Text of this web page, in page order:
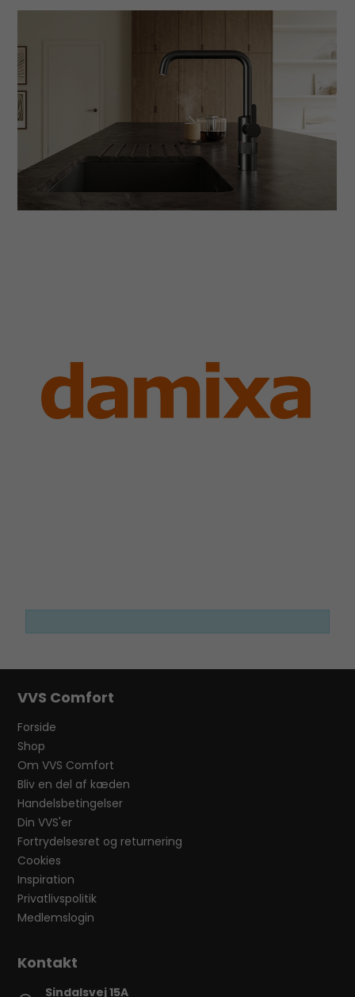
VVS Comfort
Forside
Shop
Om VVS Comfort
Bliv en del af kæden
Handelsbetingelser
Din VVS'er
Fortrydelsesret og returnering
Cookies
Inspiration
Privatlivspolitik
Medlemslogin
Sindalsvej 15A